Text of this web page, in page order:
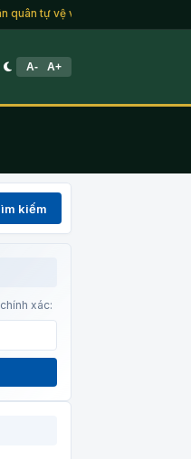
quân tự vệ và du kích là lực
A- A+
kiếm
xác: